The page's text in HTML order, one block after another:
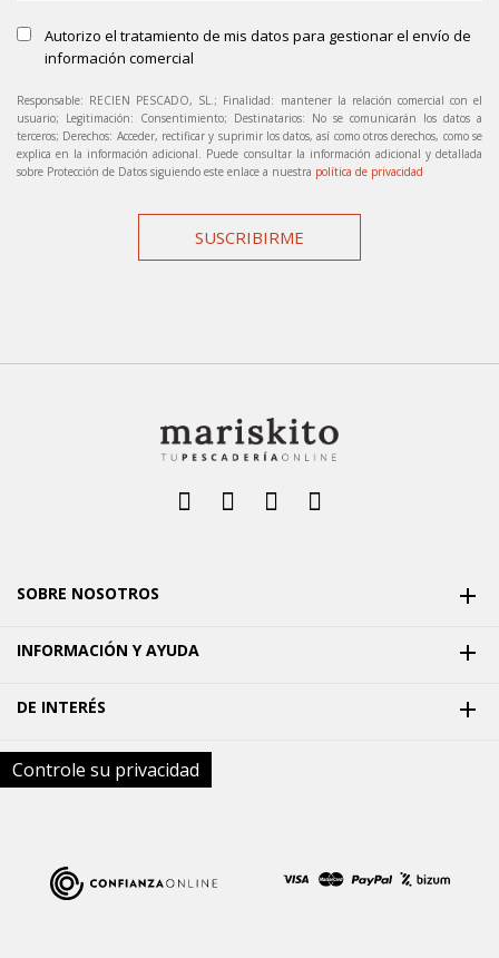
Autorizo el tratamiento de mis datos para gestionar el envío de
información comercial
Responsable: RECIEN PESCADO, SL.; Finalidad: mantener la relación comercial con el
usuario; Legitimación: Consentimiento; Destinatarios: No se comunicarán los datos a
terceros; Derechos: Acceder, rectificar y suprimir los datos, así como otros derechos, como se
explica en la información adicional. Puede consultar la información adicional y detallada
sobre Protección de Datos siguiendo este enlace a nuestra política de privacidad
SUSCRIBIRME
SOBRE NOSOTROS 
INFORMACIÓN Y AYUDA 
DE INTERÉS 
Controle su privacidad